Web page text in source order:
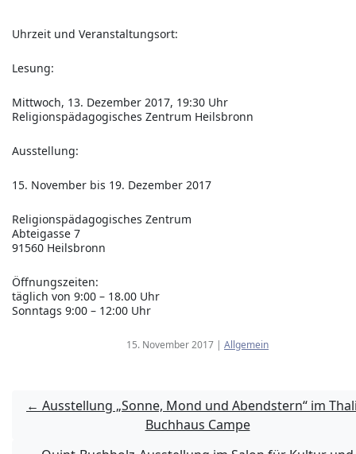
Uhrzeit und Veranstaltungsort:
Lesung:
Mittwoch, 13. Dezember 2017, 19:30 Uhr
Religionspädagogisches Zentrum Heilsbronn
Ausstellung:
15. November bis 19. Dezember 2017
Religionspädagogisches Zentrum
Abteigasse 7
91560 Heilsbronn
Öffnungszeiten:
täglich von 9:00 – 18.00 Uhr
Sonntags 9:00 – 12:00 Uhr
15. November 2017 | Allgemein
← Ausstellung „Sonne, Mond und Abendstern“ im
Buchhaus Campe